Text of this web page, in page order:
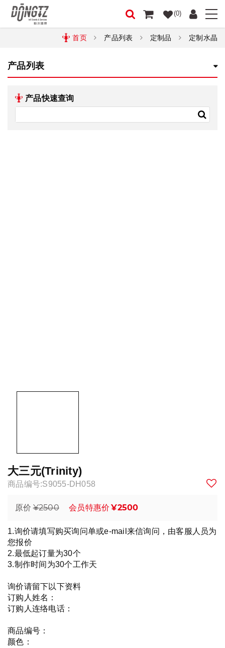
(0)
首页 产品列表 定制品 定制水晶
产品列表
产品快速查询
大三元(Trinity)
商品编号:S9055-DH058
原价 ¥2500 会员特惠价 ¥2500
1.询价请填写购买询问单或e-mail来信询问，由客服人员为
您报价
2.最低起订量为30个
3.制作时间为30个工作天
询价请留下以下资料
订购人姓名：
订购人连络电话：
商品编号：
颜色：